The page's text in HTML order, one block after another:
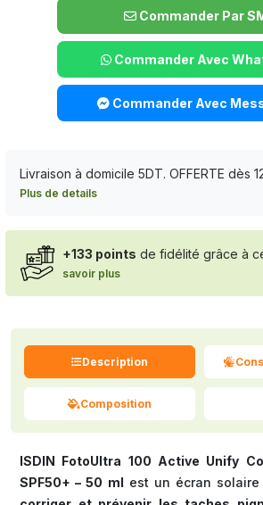
Commander Par
Commander Avec
Commander Avec
Livraison à domicile 5DT. OFFERTE dès
Plus de details
+133 points de fidélité grâce à
savoir plus
Description
Composition
ISDIN FotoUltra 100 Active Unify
SPF50+ – 50 ml est un écran